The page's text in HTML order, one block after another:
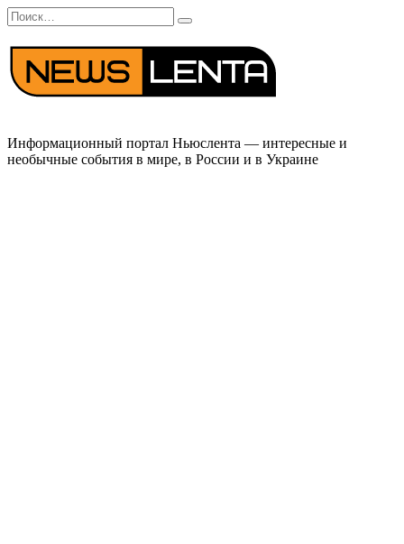
Перейти
к
содержанию
Search
for:
Информационный портал Ньюслента — интересные и
необычные события в мире, в России и в Украине